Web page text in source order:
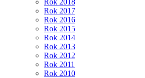
Rok 2018
Rok 2017
Rok 2016
Rok 2015
Rok 2014
Rok 2013
Rok 2012
Rok 2011
Rok 2010